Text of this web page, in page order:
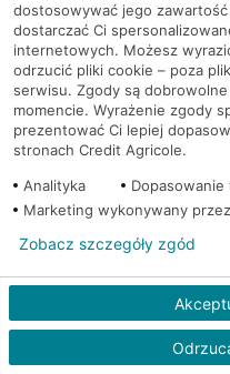
Kraków, ul. Wiślna 6
Kraków, ul. Włoska 2
Kraków, ul.
Kraków, ul.
Kraków, ul.
Kraków, ul.
Kraków, ul.
dostosowywać jego
dostarczać Ci
internetowych. Możesz
odrzucić pliki cookie – poza
serwisu. Zgody są
momencie. Wyrażenie zgody
prezentować Ci lepiej
stronach Credit Agricole.
Analityka
Marketing wykonywany
Zobacz szczegóły zgód